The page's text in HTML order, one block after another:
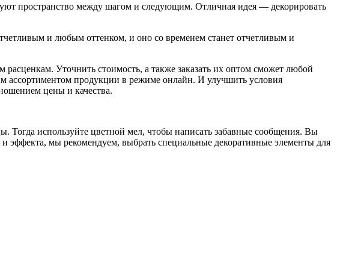
пространство между шагом и следующим. Отличная идея — декорировать
и любым оттенком, и оно со временем станет отчетливым и
Уточнить стоимость, а также заказать их оптом сможет любой
ассортиментом продукции в режиме онлайн. И улучшить условия
цены и качества.
Тогда используйте цветной мел, чтобы написать забавные сообщения. Вы
эффекта, мы рекомендуем, выбрать специальные декоративные элементы для